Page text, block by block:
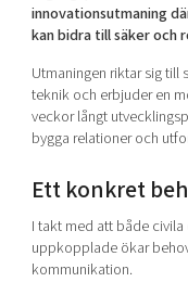
Reach out to us
Locations
innovationsutmaning
kan bidra till säker och
Utmaningen riktar sig till
teknik och erbjuder en
veckor långt
bygga relationer och
Ett konkret
I takt med att både
uppkopplade ökar
kommunikation.